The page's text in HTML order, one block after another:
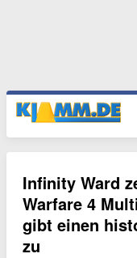
Infinity Ward
Warfare 4
gibt einen
zu